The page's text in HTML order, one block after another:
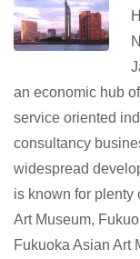
an economic hub
service oriented
consultancy
widespread
is known for plenty
Art Museum,
Fukuoka Asian Art